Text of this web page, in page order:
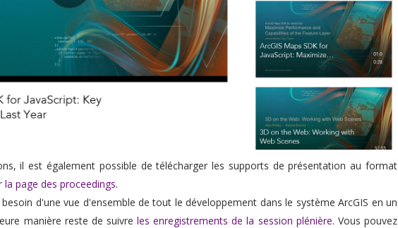
il est également possible de télécharger les supports de présentation au format
la page des proceedings.
d'une vue d'ensemble de tout le développement dans le système ArcGIS en un
manière reste de suivreles enregistrements de la session plénière. Vous pouvez